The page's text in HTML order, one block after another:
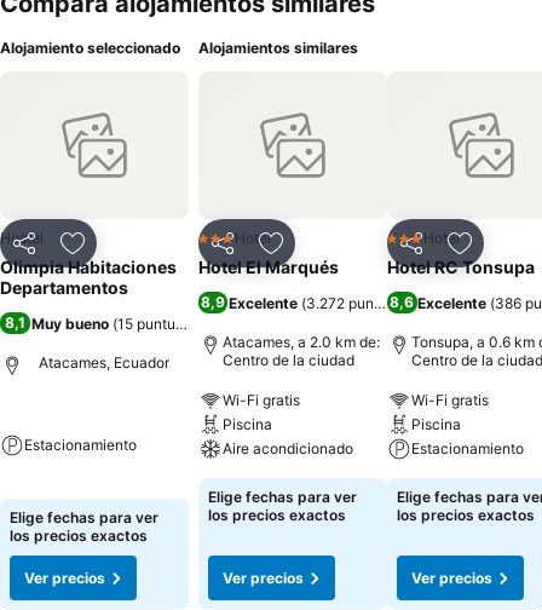
Alojamiento seleccionado
CompartirAgregar a favoritos
Hostel
Olimpia Habitaciones
Departamentos
8,1 Muy bueno (15 puntuaciones
Atacames, Ecuador
Estacionamiento
Elige fechas para ver
los precios exactos
Ver precios
Alojamientos similares
CompartirAgregar a favoritos
3 Estrellas
Hotel
Hotel El Marqués
8,9 Excelente (3.272 puntuaciones)
Atacames, a 2.0 km de:
Centro de la ciudad
Wi-Fi gratis
Piscina
Aire acondicionado
Elige fechas para ver
los precios exactos
Ver precios
CompartirAgregar
3 Estrellas
Hotel
Hotel RC Tonsupa
8,6Excelente (386
Tonsupa, a 0.6 km
Centro de la ciudad
Wi-Fi gratis
Piscina
Estacionamiento
Elige fechas para
los precios exactos
Ver precios